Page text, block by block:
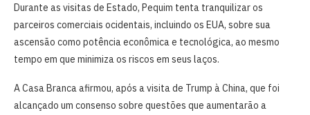
Durante as ⁠visitas de Estado, Pequim tenta ​tranquilizar os
parceiros comerciais ​ocidentais, incluindo os EUA, sobre sua
ascensão como potência econômica e tecnológica, ao mesmo
tempo em que ⁠minimiza os riscos em seus laços.
A Casa ​Branca afirmou, após a visita de Trump à China, que foi
alcançado um consenso sobre questões que aumentarão a